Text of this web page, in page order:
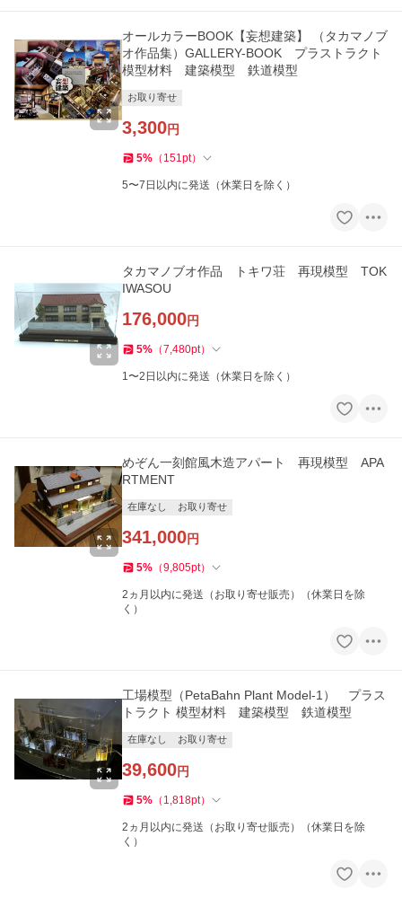
オールカラーBOOK【妄想建築】 （タカマノブ
オ作品集）GALLERY-BOOK プラストラクト
模型材料 建築模型 鉄道模型
お取り寄せ
3,300円
5% （ 151pt）
5〜7日以内に発送（休業日を除く）
タカマノブオ作品 トキワ荘 再現模型 TOK
IWASOU
176,000円
5% （7,480pt）
1〜2日以内に発送（休業日を除く）
めぞん一刻館風木造アパート 再現模型 APA
RTMENT
在庫なし お取り寄せ
341,000円
5% （9,805pt）
2ヵ月以内に発送（お取り寄せ販売）（休業日を除
く）
工場模型（PetaBahn Plant Model-1） プラス
トラクト 模型材料 建築模型 鉄道模型
在庫なし お取り寄せ
39,600円
5% （ 1,818pt）
2ヵ月以内に発送（お取り寄せ販売）（休業日を除
く）